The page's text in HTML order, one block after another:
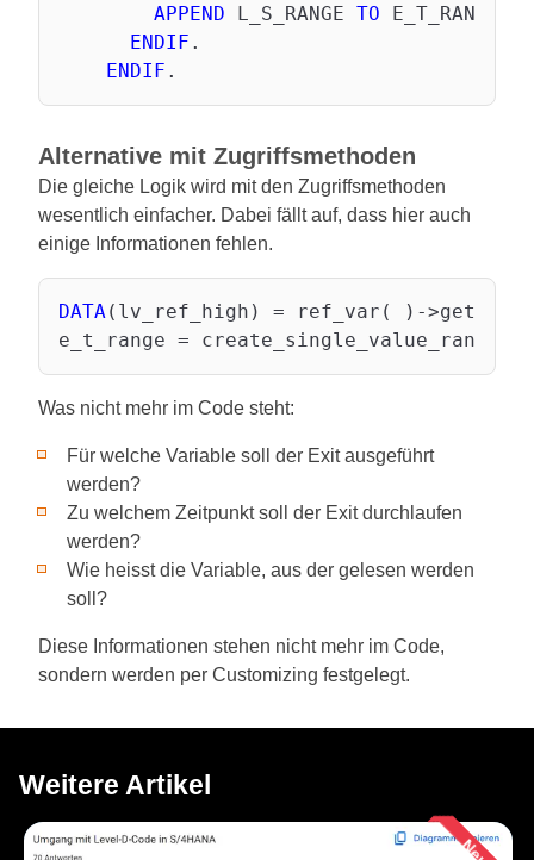
APPEND L_S_RANGE TO E_T_RANGE.
ENDIF .
ENDIF
Alternative mit Zugriffsmethoden
Die gleiche Logik wird mit den Zugriffsmethoden
wesentlich einfacher. Dabei fällt auf, dass hier auch
einige Informationen fehlen.
DATA (lv_ref_high) = ref_var( )-
Was nicht mehr im Code steht:
Für welche Variable soll der Exit ausgeführt
werden?
Zu welchem Zeitpunkt soll der Exit durchlaufen
werden?
Wie heisst die Variable, aus der gelesen werden
soll?
Diese Informationen stehen nicht mehr im Code,
sondern werden per Customizing festgelegt.
Weitere Artikel